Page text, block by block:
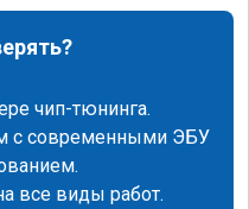
чип-тюнинга.
с современными ЭБУ
все виды работ.